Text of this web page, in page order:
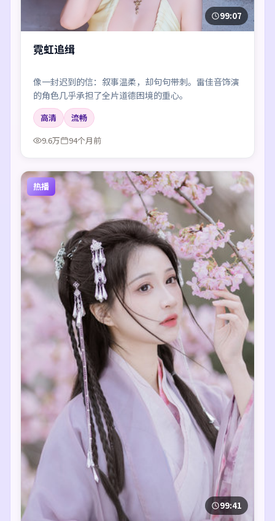
99:07
霓虹追缉
像一封迟到的信：叙事温柔，却句句带刺。雷佳音饰演
的角色几乎承担了全片道德困境的重心。
高清
流畅
9.6万
94个月前
热播
99:41